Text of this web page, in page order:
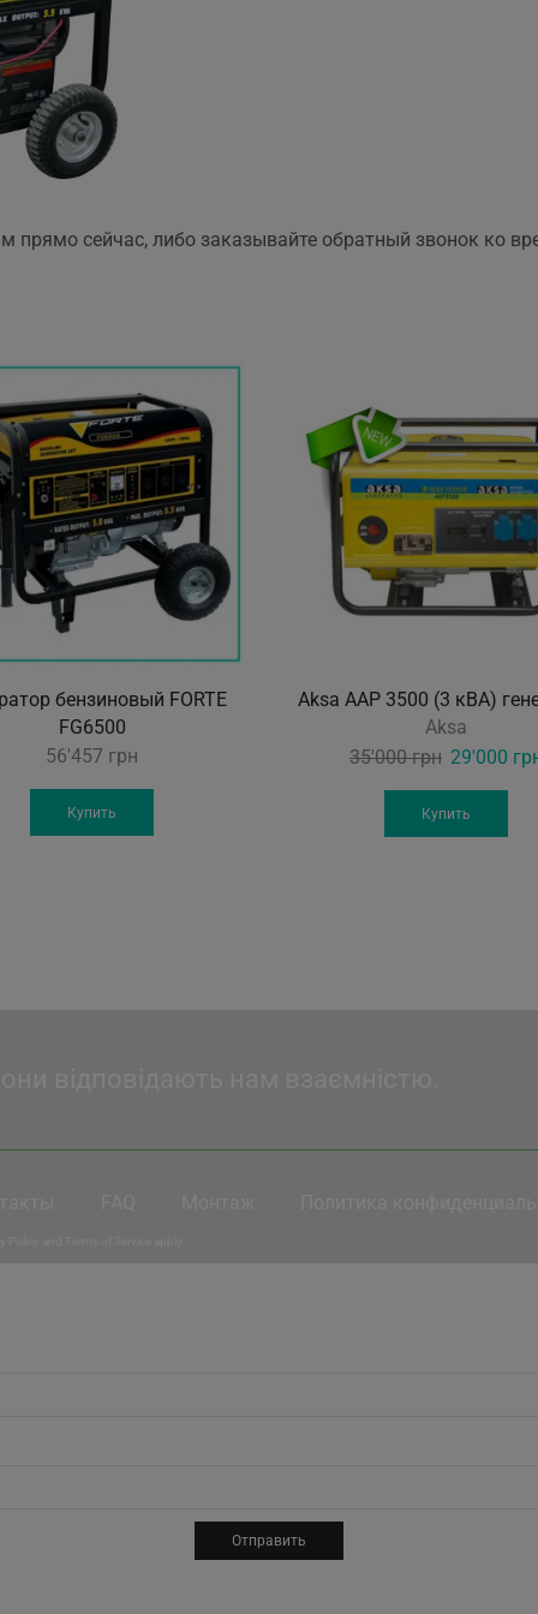
сейчас, либо заказывайте обратный звонок ко
бензиновый FORTE
FG6500
56'457 грн
Купить
Aksa AAP 3500 (3 кВА)
Aksa
35'000грн Original
price
was:
35'000 грн.
29'000
Купить